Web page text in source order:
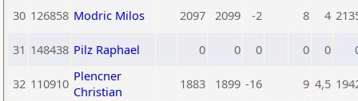
30 126858 Modric Milos 2097 2099 -2 8 4
31 148438 Pilz Raphael 0 0 0 0 0
32 110910 Plencner
Christian
1883 1899 -16 9 4,5